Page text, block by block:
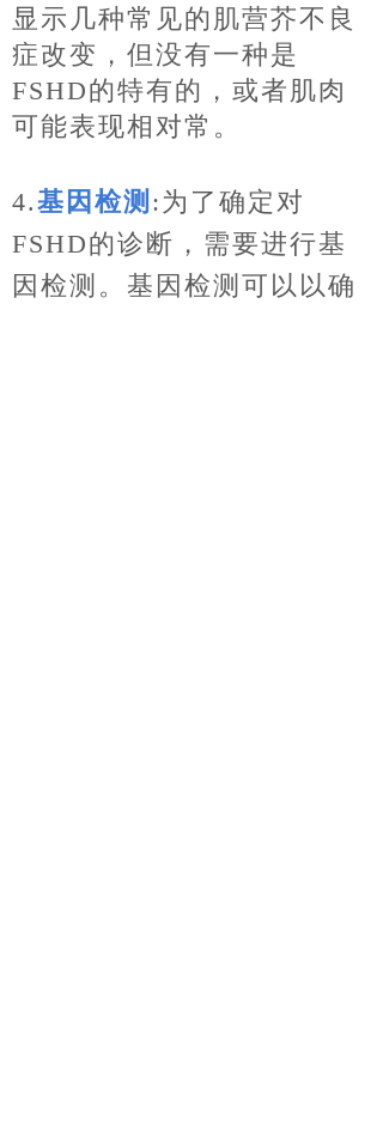
显示几种常见的肌营芥不良
症改变，但没有一种是
FSHD的特有的，或者肌肉
可能表现相对常。
4.基因检测 : 为了确定对
FSHD的诊断，需要进行基
因检测。基因检测可以 以确